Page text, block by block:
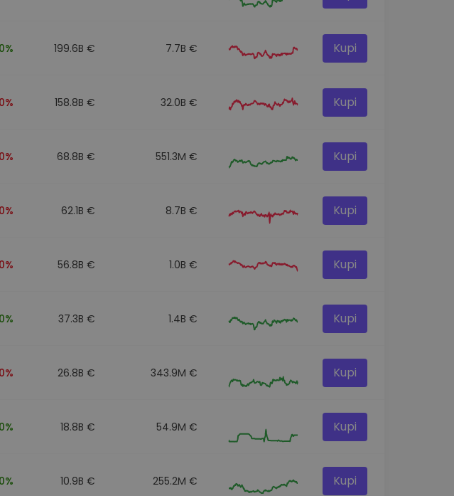
199.6B € 7.7B € Kupi
158.8B € 32.0B € Kupi
68.8B € 551.3M € Kupi
62.1B € 8.7B € Kupi
56.8B € 1.0B € Kupi
37.3B € 1.4B € Kupi
26.8B € 343.9M € Kupi
18.8B € 54.9M € Kupi
10.9B € 255.2M € Kupi